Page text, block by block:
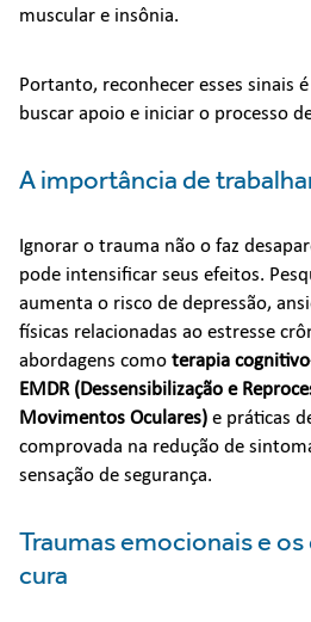
muscular e insônia.
Portanto, reconhecer esses sinais
buscar apoio e iniciar o processo
A importância de
Ignorar o trauma não o faz
pode intensificar seus efeitos.
aumenta o risco de depressão,
físicas relacionadas ao estresse
abordagens como terapia
EMDR (Dessensibilização e
Movimentos Oculares) e práticas
comprovada na redução de
sensação de segurança.
Traumas emocionais e os
cura